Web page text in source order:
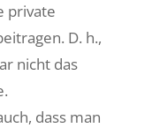
private
D. h.,
nicht das
dass man